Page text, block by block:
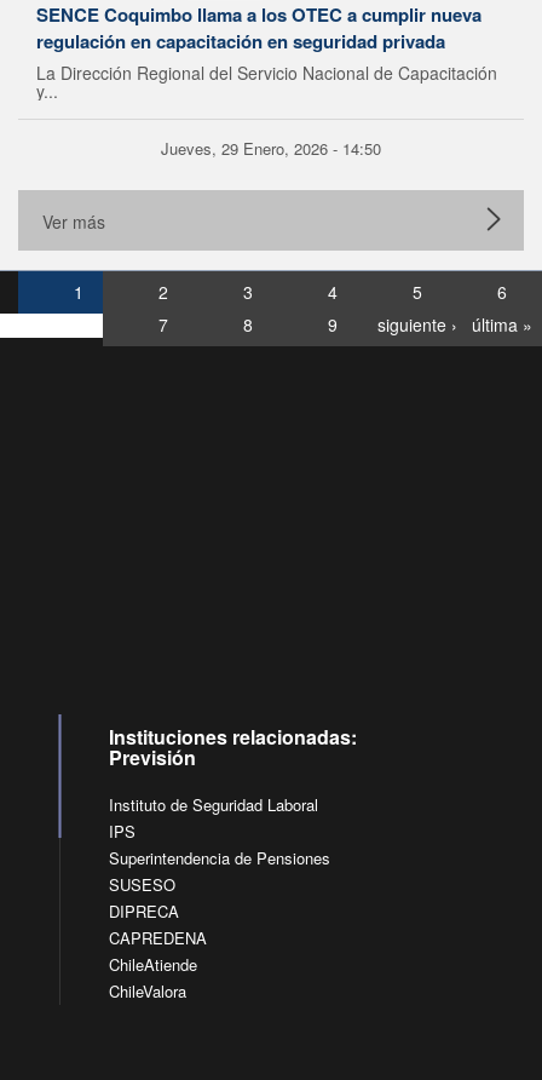
SENCE Coquimbo llama a los OTEC a cumplir nueva
regulación en capacitación en seguridad privada
La Dirección Regional del Servicio Nacional de Capacitación
y...
Jueves, 29 Enero, 2026 - 14:50
Ver más
1 2 3 4 5
6
7
8 9 siguiente › última »
Instituciones relacionadas:
Previsión
Instituto de Seguridad Laboral
IPS
Superintendencia de Pensiones
SUSESO
DIPRECA
CAPREDENA
ChileAtiende
ChileValora